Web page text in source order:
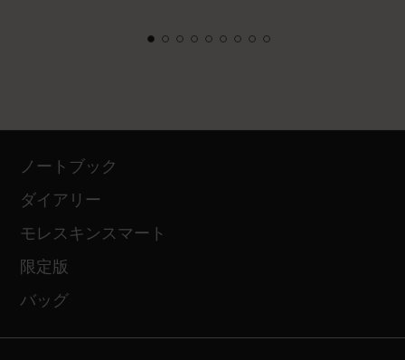
ノートブック
ダイアリー
モレスキンスマート
限定版
バッグ